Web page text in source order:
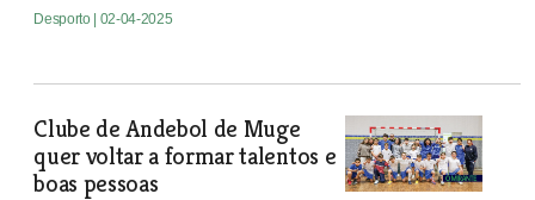
Desporto | 02-04-2025
Clube de Andebol de Muge
quer voltar a formar talentos e
boas pessoas